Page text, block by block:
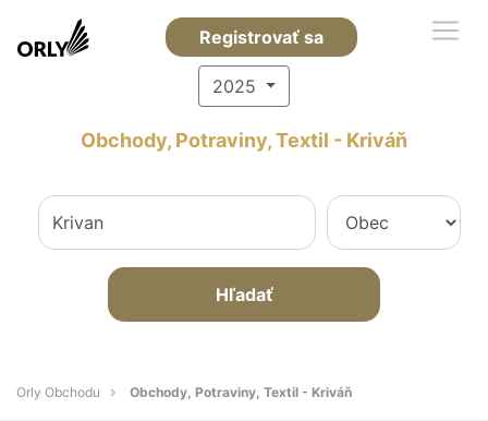
Registrovať sa
2025
Obchody, Potraviny, Textil - Kriváň
Hľadať
Orly Obchodu Obchody, Potraviny, Textil - Kriváň